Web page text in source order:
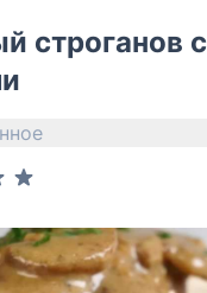
строганов с